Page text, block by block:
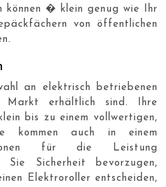
können � klein genug wie Ihr
von öffentlichen
an elektrisch betriebenen
erhältlich sind. Ihre
bis zu einem vollwertigen,
kommen auch in einem
für die Leistung
Sie Sicherheit bevorzugen,
Elektroroller entscheiden,